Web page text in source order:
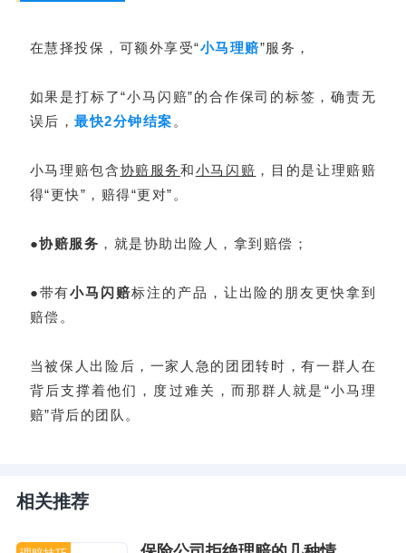
在慧择投保，可额外享受“小马理赔”服务，
如果是打标了“小马闪赔”的合作保司的标签，确责无
误后，最快2分钟结案 。
小马理赔包含协赔服务和小马闪赔 ，目的是让理赔赔
得“更快”，赔得“更对”。
●协赔服务 ，就是协助出险人，拿到赔偿；
●带有小马闪赔标注的产品，让出险的朋友更快拿到
赔偿。
当被保人出险后，一家人急的团团转时，有一群人在
背后支撑着他们，度过难关，而那群人就是“小马理
赔”背后的团队。
相关推荐